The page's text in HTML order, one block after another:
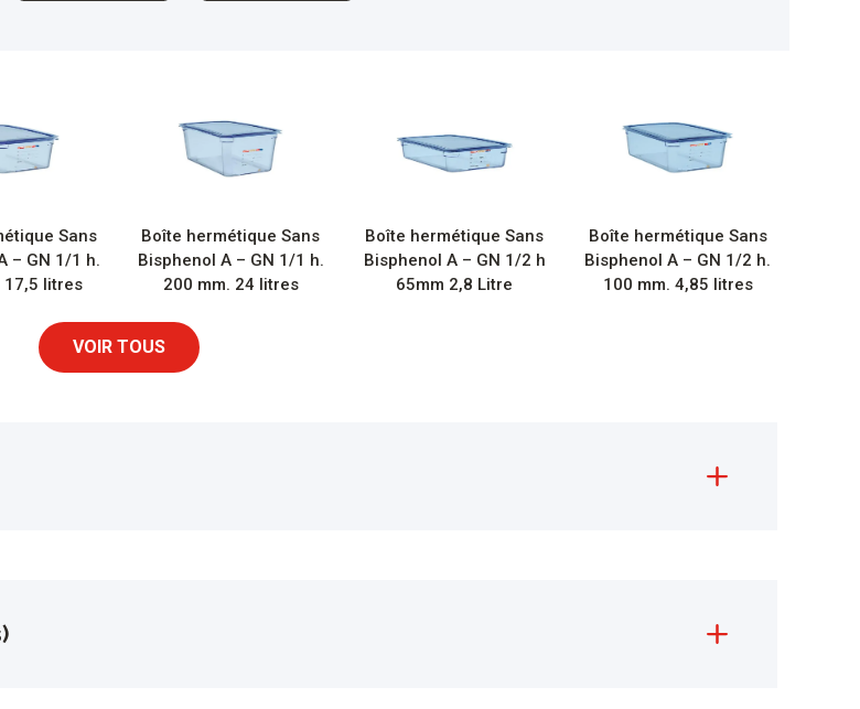
Sans
– GN 1/1 h.
17,5 litres
Boîte hermétique Sans
Bisphenol A – GN 1/1 h.
200 mm. 24 litres
Boîte hermétique Sans
Bisphenol A – GN 1/2 h
65mm 2,8 Litre
Boîte hermétique Sans
Bisphenol A – GN 1/2 h.
100 mm. 4,85 litres
VOIR TOUS